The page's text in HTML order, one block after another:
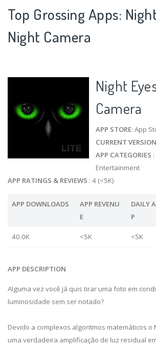
Top Grossing Apps:
Night Camera
Night
Camera
APP STORE: App
CURRENT VERSION
APP CATEGORIES
Entertainment
APP RATINGS & REVIEWS : 4 (<5K)
APP DOWNLOADS
APP REVENU
E
DAILY
P
40.0K <5K <5K
APP DESCRIPTION
Alguma vez você já quis tirar uma foto em
luminosidade sem ser notado?
Devido a complexos algoritmos matemáticos o
uma verdadeira amplificação de luz residual